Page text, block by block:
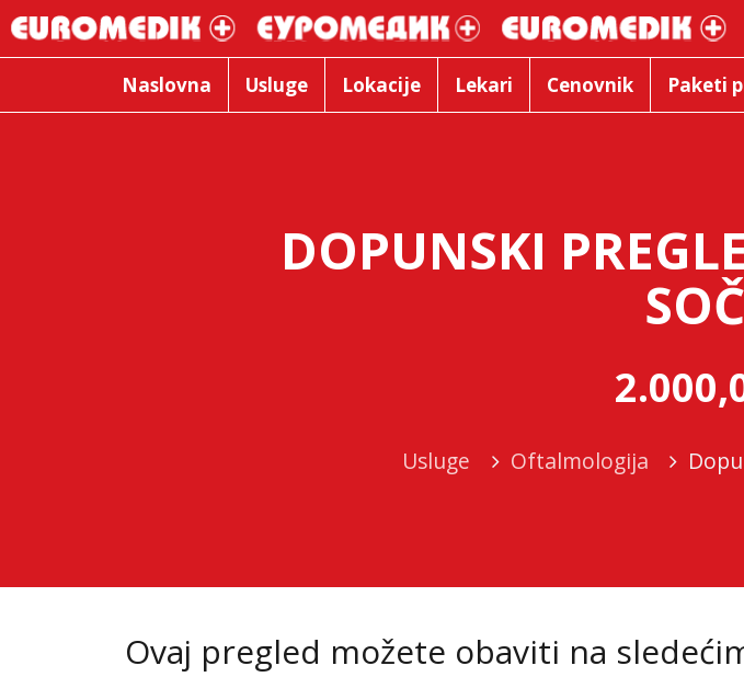
Naslovna Usluge Lokacije Lekari Cenovnik Paketi
DOPUNSKI
Usluge Oftalmologija
Ovaj pregled možete obaviti na